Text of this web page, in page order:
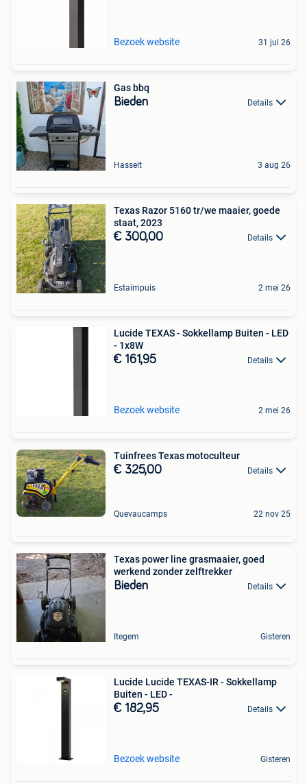
Bezoek website 31 jul 26
Gas bbq
Bieden Details
Hasselt 3 aug 26
Texas Razor 5160 tr/we maaier, goede
staat, 2023
€ 300,00 Details
Estaimpuis 2 mei 26
Lucide TEXAS - Sokkellamp Buiten - LED
- 1x8W
€ 161,95 Details
Bezoek website 2 mei 26
Tuinfrees Texas motoculteur
€ 325,00 Details
Quevaucamps 22 nov 25
Texas power line grasmaaier, goed
werkend zonder zelftrekker
Bieden Details
Itegem Gisteren
Lucide Lucide TEXAS-IR - Sokkellamp
Buiten - LED -
€ 182,95 Details
Bezoek website Gisteren